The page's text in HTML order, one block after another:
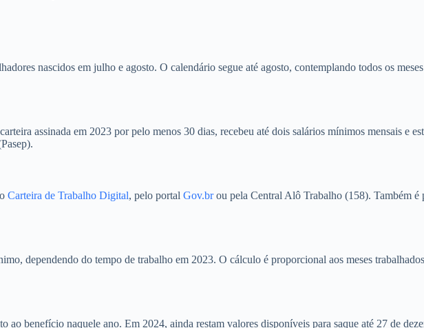
nascidos em julho e agosto. O calendário segue até agosto, contemplando todos os
assinada em 2023 por pelo menos 30 dias, recebeu até dois salários mínimos mensais e
Carteira de Trabalho Digital, pelo portal Gov.brou pela Central Alô Trabalho (158). Também é
dependendo do tempo de trabalho em 2023. O cálculo é proporcional aos meses
ao benefício naquele ano. Em 2024, ainda restam valores disponíveis para saque até 27 de